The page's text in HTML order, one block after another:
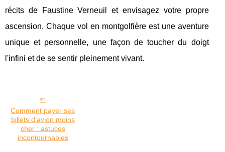
récits de Faustine Verneuil et envisagez votre propre
ascension. Chaque vol en montgolfière est une aventure
unique et personnelle, une façon de toucher du doigt
l'infini et de se sentir pleinement vivant.
Comment payer ses
billets d'avion moins
cher : astuces
incontournables